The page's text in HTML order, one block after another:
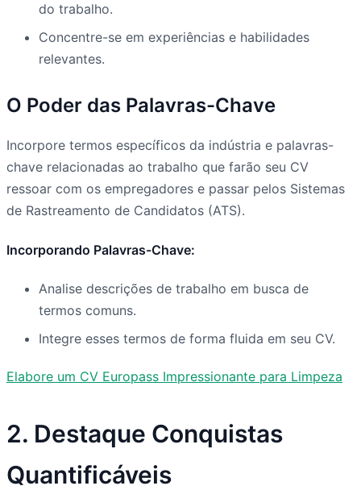
do trabalho.
Concentre-se em experiências e habilidades
relevantes.
O Poder das Palavras-Chave
Incorpore termos específicos da indústria e palavras-
chave relacionadas ao trabalho que farão seu CV
ressoar com os empregadores e passar pelos Sistemas
de Rastreamento de Candidatos (ATS).
Incorporando Palavras-Chave:
Analise descrições de trabalho em busca de
termos comuns.
Integre esses termos de forma fluida em seu CV.
Elabore um CV Europass Impressionante para Limpeza
2. Destaque Conquistas
Quantificáveis